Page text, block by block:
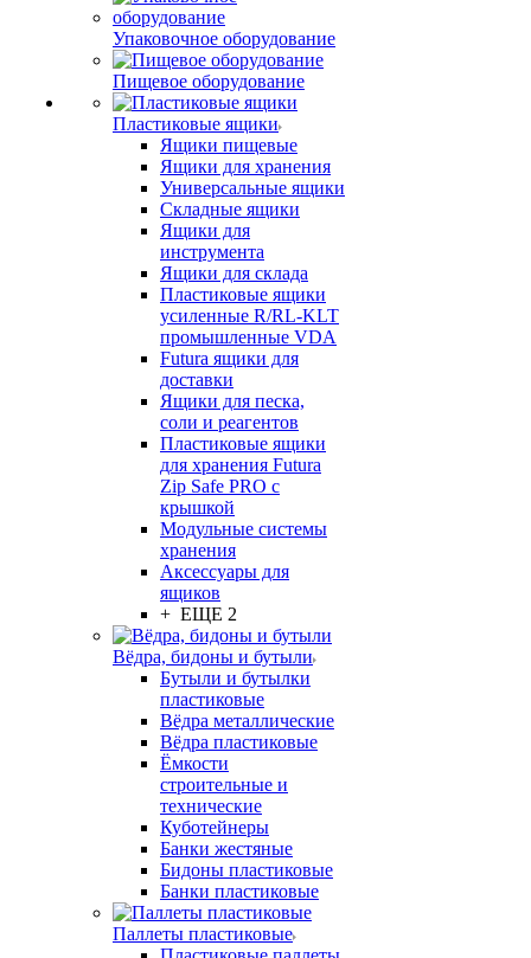
Упаковочное оборудование
Пищевое оборудование
Пластиковые ящики
Ящики пищевые
Ящики для хранения
Универсальные ящики
Складные ящики
Ящики для
инструмента
Ящики для склада
Пластиковые ящики
усиленные R/RL-KLT
промышленные VDA
Futura ящики для
доставки
Ящики для песка,
соли и реагентов
Пластиковые ящики
для хранения Futura
Zip Safe PRO с
крышкой
Модульные системы
хранения
Аксессуары для
ящиков
+ ЕЩЕ 2
Вёдра, бидоны и бутыли
Бутыли и бутылки
пластиковые
Вёдра металлические
Вёдра пластиковые
Ёмкости
строительные и
технические
Куботейнеры
Банки жестяные
Бидоны пластиковые
Банки пластиковые
Паллеты пластиковые